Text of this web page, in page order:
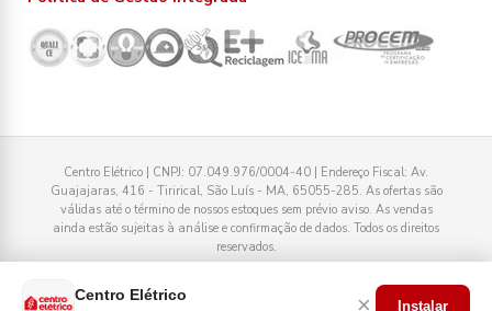
Centro Elétrico | CNPJ: 07.049.976/0004-40 | Endereço Fiscal: Av.
Guajajaras, 416 - Tirirical, São Luís - MA, 65055-285. As ofertas são
válidas até o término de nossos estoques sem prévio aviso. As vendas
ainda estão sujeitas à análise e confirmação de dados. Todos os direitos
reservados.
Centro Elétrico × Instalar